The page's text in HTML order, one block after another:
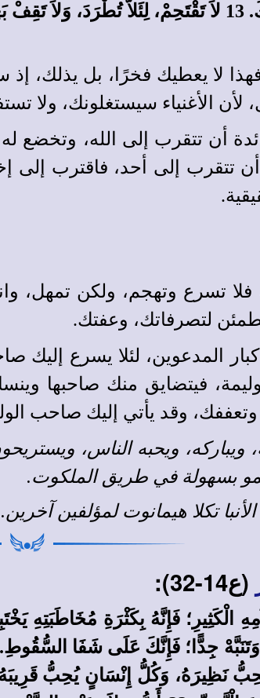
فهذا لا يعطيك فخرًا، بل يذلك،
لأن الأغنياء سيستغلونك،
أن تتقرب إلى الله، وتخضع
تتقرب إلى أحد، فاقترب إلى
تسرع وتهجم، ولكن تمهل،
لتصرفاتك، وعفتك.
المدعوين، لئلا يسرع
فيتضايق منك صاحبها
وقد يأتي إليك صاحب
ويحبه الناس،
بسهولة في طريق الملكوت.
تكلا هيمانوتلمؤلفين آخرين.
(ع14-32):